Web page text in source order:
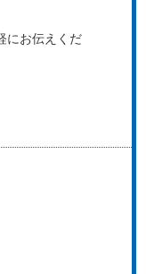
にお伝えくだ